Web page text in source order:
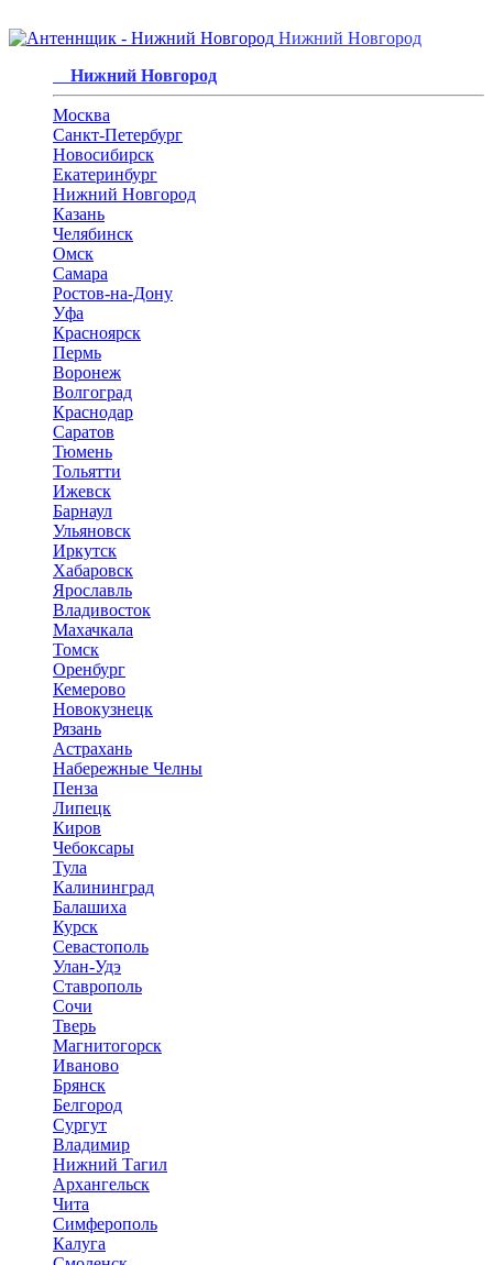
Нижний Новгород
Нижний Новгород
Москва
Санкт-Петербург
Новосибирск
Екатеринбург
Нижний Новгород
Казань
Челябинск
Омск
Самара
Ростов-на-Дону
Уфа
Красноярск
Пермь
Воронеж
Волгоград
Краснодар
Саратов
Тюмень
Тольятти
Ижевск
Барнаул
Ульяновск
Иркутск
Хабаровск
Ярославль
Владивосток
Махачкала
Томск
Оренбург
Кемерово
Новокузнецк
Рязань
Астрахань
Набережные Челны
Пенза
Липецк
Киров
Чебоксары
Тула
Калининград
Балашиха
Курск
Севастополь
Улан-Удэ
Ставрополь
Сочи
Тверь
Магнитогорск
Иваново
Брянск
Белгород
Сургут
Владимир
Нижний Тагил
Архангельск
Чита
Симферополь
Калуга